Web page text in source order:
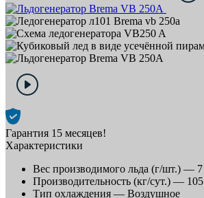
Гарантия 15 месяцев!
Характеристики
Вес производимого льда (г/шт.) — 7
Производительность (кг/сут.) — 105
Тип охлаждения — Воздушное